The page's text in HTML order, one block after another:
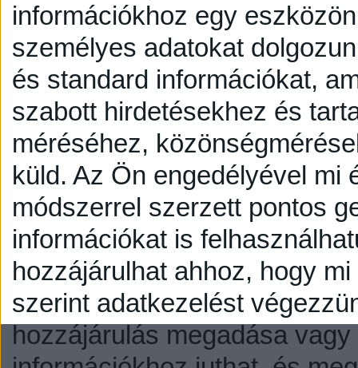
információkhoz egy
személyes adatokat
és standard információkat,
szabott hirdetésekhez és
méréséhez,
küld. Az Ön engedélyével mi
módszerrel szerzett pontos
információkat is
hozzájárulhat ahhoz, hogy
szerint adatkezelést
hozzájárulás megadása